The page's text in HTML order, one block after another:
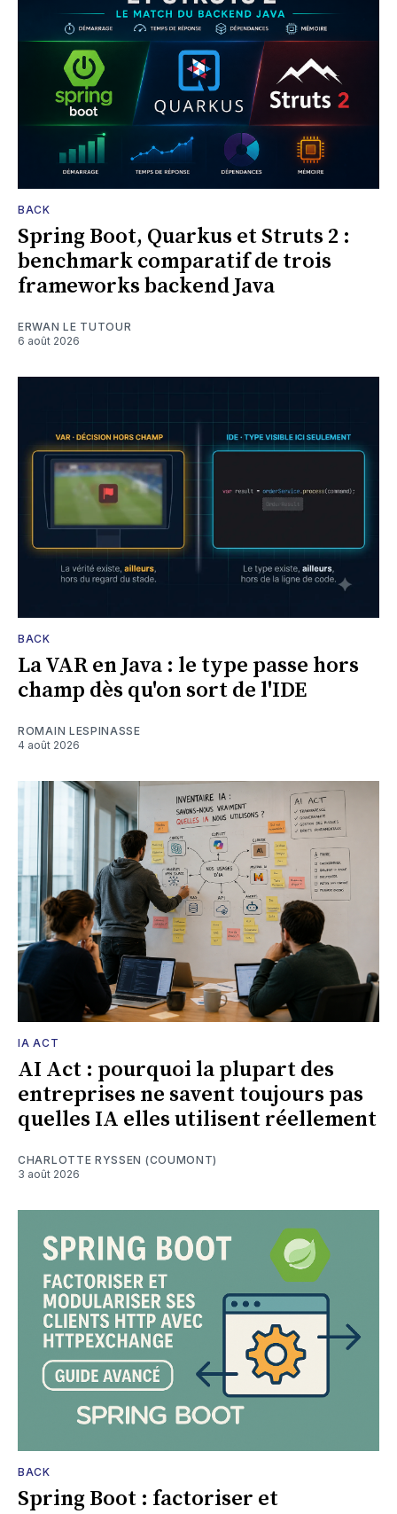
BACK
Spring Boot, Quarkus et Struts 2 :
benchmark comparatif de trois
frameworks backend Java
ERWAN LE TUTOUR
6 août 2026
BACK
La VAR en Java : le type passe hors
champ dès qu'on sort de l'IDE
ROMAIN LESPINASSE
4 août 2026
IA ACT
AI Act : pourquoi la plupart des
entreprises ne savent toujours pas
quelles IA elles utilisent réellement
CHARLOTTE RYSSEN (COUMONT)
3 août 2026
BACK
Spring Boot : factoriser et